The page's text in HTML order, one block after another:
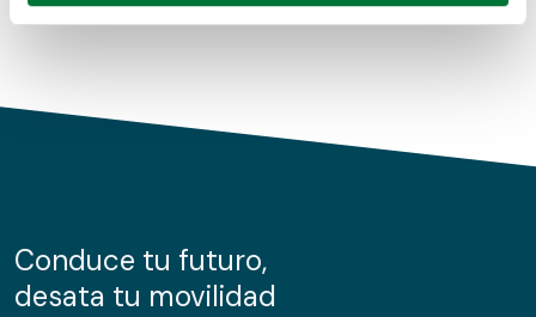
Obtenga más información sobre cómo se procesan sus
de cookies.
información sobre el uso que haga del sitio web con
nuestros partners de redes sociales, publicidad y análisis
Conduce tu futuro,
desata tu movilidad